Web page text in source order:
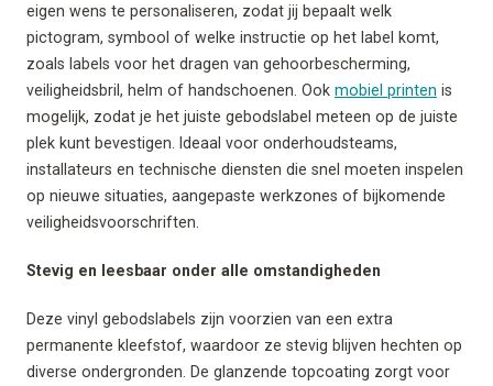
eigen wens te personaliseren, zodat jij bepaalt welk
pictogram, symbool of welke instructie op het label komt,
zoals labels voor het dragen van gehoorbescherming,
veiligheidsbril, helm of handschoenen. Ook mobiel printen is
mogelijk, zodat je het juiste gebodslabel meteen op de juiste
plek kunt bevestigen. Ideaal voor onderhoudsteams,
installateurs en technische diensten die snel moeten inspelen
op nieuwe situaties, aangepaste werkzones of bijkomende
veiligheidsvoorschriften.
Stevig en leesbaar onder alle omstandigheden
Deze vinyl gebodslabels zijn voorzien van een extra
permanente kleefstof, waardoor ze stevig blijven hechten op
diverse ondergronden. De glanzende topcoating zorgt voor